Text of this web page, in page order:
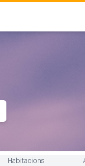
Habitacions